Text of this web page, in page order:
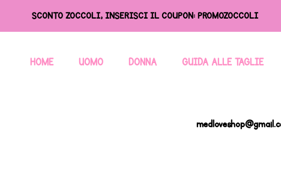
SCONTO ZOCCOLI, INSERISCI IL COUPON: PROMOZOCCOLI
HOME UOMO DONNA GUIDA ALLE TAGLIE